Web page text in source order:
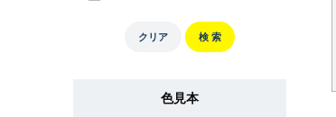
クリア 検 索
色見本